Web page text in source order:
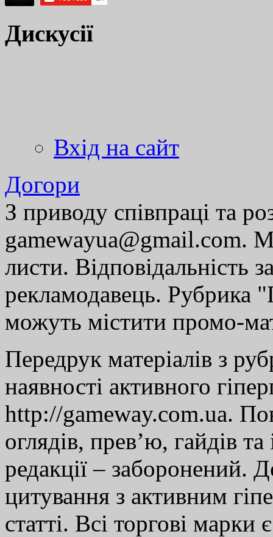
Дискусії
Вхід на сайт
Догори
З приводу співпраці та
gamewayua@gmail.com.
листи. Відповідальність
рекламодавець. Рубрика
можуть містити промо-
Передрук матеріалів з
наявності активного
http://gameway.com.ua.
оглядів, прев’ю, гайдів
редакції – заборонений.
цитування з активним
статті. Всі торгові марки